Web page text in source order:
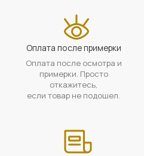
Оплата после примерки
Оплата после осмотра и
примерки. Просто
откажитесь,
если товар не подошел.